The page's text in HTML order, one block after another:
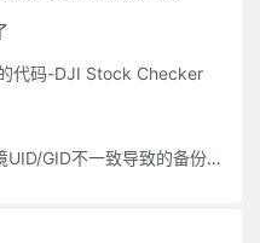
代码-DJI Stock Checker
不一致导致的备份权限问题